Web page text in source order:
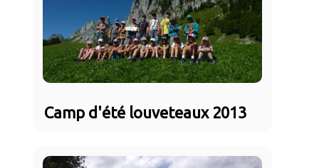
Camp d'été louveteaux 2013